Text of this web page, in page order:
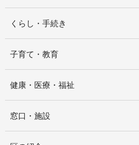
くらし・手続き
子育て・教育
健康・医療・福祉
窓口・施設